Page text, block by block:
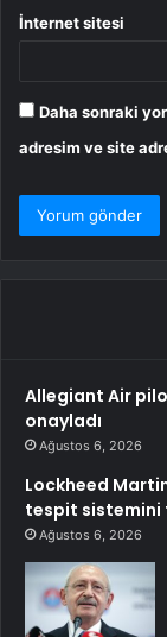
İnternet sitesi
Daha sonraki
adresim ve site
Allegiant Air
onayladı
Ağustos 6, 2026
Lockheed
tespit
Ağustos 6, 2026